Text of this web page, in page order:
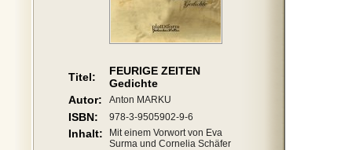
Titel:
FEURIGE ZEITEN
Gedichte
Autor:
Anton MARKU
ISBN: 978-3-9505902-9-6
Inhalt:
Mit einem Vorwort von Eva
Surma und Cornelia Schäfer